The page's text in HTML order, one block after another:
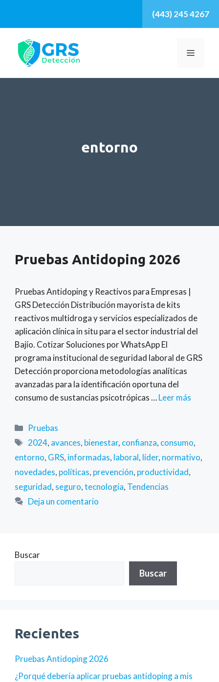
(443) 245 4267
MENÚ
entorno
Pruebas Antidoping 2026
Pruebas Antidoping y Reactivos para Empresas |
GRS Detección Distribución mayorista de kits
reactivos multidroga y servicios especializados de
aplicación clínica in situ para el sector industrial del
Bajío. Cotizar Soluciones por WhatsApp El
programa institucional de seguridad laboral de GRS
Detección proporciona metodologías analíticas
avanzadas para la identificación oportuna del
consumo de sustancias psicotrópicas …Leer más
Categorías
Pruebas
Etiquetas
2024, avances, bienestar, confianza, consumo,
entorno, GRS, informadas, laboral, líder, normativo,
novedades, políticas, prevención, productividad,
seguridad, seguro,tecnología, Tendencias
Deja un comentario
Buscar
Buscar
Recientes
Pruebas Antidoping 2026
¿Porqué debería aplicar pruebas antidoping a mis